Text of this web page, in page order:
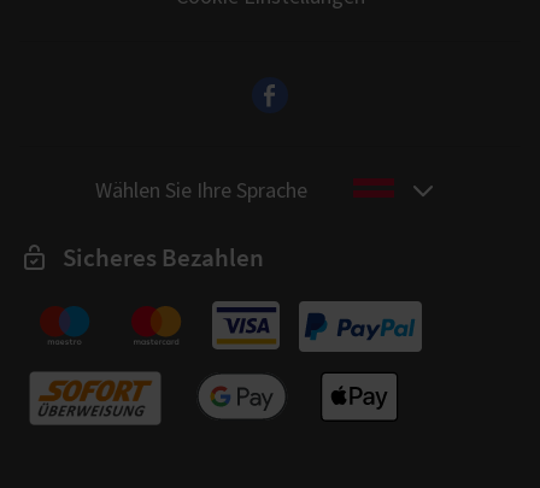
Wählen Sie Ihre Sprache
Sicheres Bezahlen